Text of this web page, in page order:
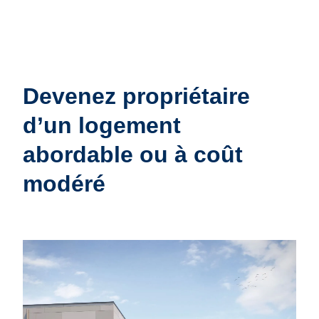
Devenez propriétaire
d’un logement
abordable ou à coût
modéré